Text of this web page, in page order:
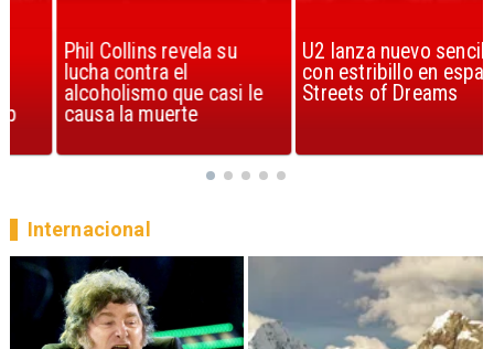
Phil Collins revela su
lucha contra el
alcoholismo que casi le
causa la muerte
U2 lanza nuevo sencillo
con estribillo en español:
Streets of Dreams
Internacional